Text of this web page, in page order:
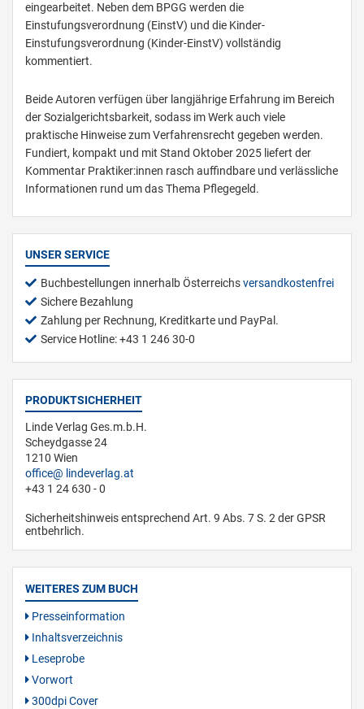
eingearbeitet. Neben dem BPGG werden die
Einstufungsverordnung (EinstV) und die Kinder-
Einstufungsverordnung (Kinder-EinstV) vollständig
kommentiert.
Beide Autoren verfügen über langjährige Erfahrung im Bereich
der Sozialgerichtsbarkeit, sodass im Werk auch viele
praktische Hinweise zum Verfahrensrecht gegeben werden.
Fundiert, kompakt und mit Stand Oktober 2025 liefert der
Kommentar Praktiker:innen rasch auffindbare und verlässliche
Informationen rund um das Thema Pflegegeld.
UNSER SERVICE
Buchbestellungen innerhalb Österreichsversandkostenfrei
Sichere Bezahlung
Zahlung per Rechnung, Kreditkarte und PayPal.
Service Hotline: +43 1 246 30-0
PRODUKTSICHERHEIT
Linde Verlag Ges.m.b.H.
Scheydgasse 24
1210 Wien
office
lindeverlag.at
+43 1 24 630 - 0
Sicherheitshinweis entsprechend Art. 9 Abs. 7 S. 2 der GPSR
entbehrlich.
WEITERES ZUM BUCH
Presseinformation
Inhaltsverzeichnis
Leseprobe
Vorwort
300dpi Cover